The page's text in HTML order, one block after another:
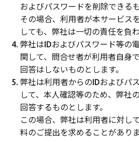
およびパスワードを削除できる
その場合、利用者が本サービス
しても、弊社は一切の責任を負
弊社はIDおよびパスワード等の
関して、問合せ者が利用者自身
回答はしないものとします。
弊社は利用者からのIDおよびパ
して、本人確認等のため、弊社
回答するものとします。
この場合、弊社は利用者に対し
料のご提出を求めることがありま